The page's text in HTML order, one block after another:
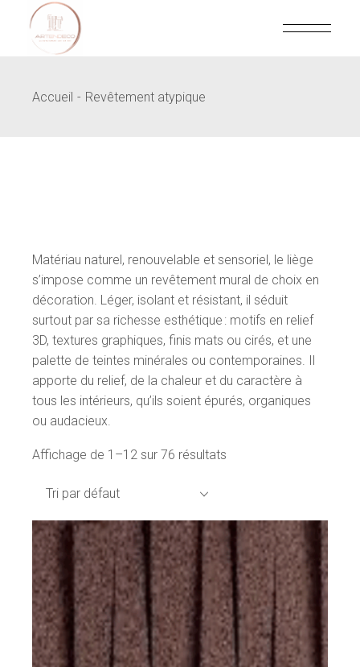
content
Accueil Revêtement atypique
Matériau naturel, renouvelable et sensoriel, le liège
s’impose comme un revêtement mural de choix en
décoration. Léger, isolant et résistant, il séduit
surtout par sa richesse esthétique : motifs en relief
3D, textures graphiques, finis mats ou cirés, et une
palette de teintes minérales ou contemporaines. Il
apporte du relief, de la chaleur et du caractère à
tous les intérieurs, qu’ils soient épurés, organiques
ou audacieux.
Affichage de 1–12 sur 76 résultats
Tri par défaut